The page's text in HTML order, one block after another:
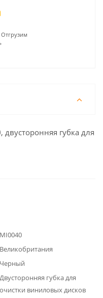
двусторонняя губка для
MI0040
Великобритания
Черный
Двусторонняя губка для
очистки виниловых дисков